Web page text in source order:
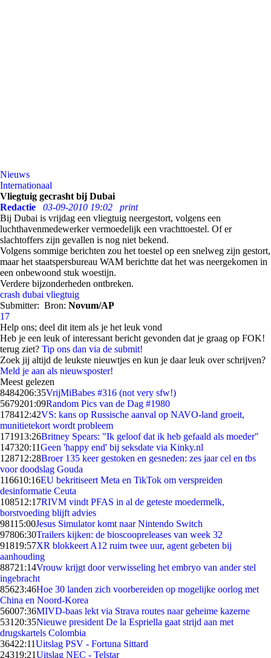
Nieuws
Internationaal
Vliegtuig gecrasht bij Dubai
Redactie
03-09-2010 19:02
print
Bij Dubai is vrijdag een vliegtuig neergestort, volgens een
luchthavenmedewerker vermoedelijk een vrachttoestel. Of er
slachtoffers zijn gevallen is nog niet bekend.
Volgens sommige berichten zou het toestel op een snelweg zijn gestort,
maar het staatspersbureau WAM berichtte dat het was neergekomen in
een onbewoond stuk woestijn.
Verdere bijzonderheden ontbreken.
crash dubai vliegtuig
Submitter: Bron: Novum/AP
17
Help ons; deel dit item als je het leuk vond
Heb je een leuk of interessant bericht gevonden dat je graag op FOK!
terug ziet? Tip ons dan via de submit!
Zoek jij altijd de leukste nieuwtjes en kun je daar leuk over schrijven?
Meld je aan als nieuwsposter!
Meest gelezen
8484206:35VrijMiBabes #316 (not very sfw!)
5679201:09Random Pics van de Dag #1980
178412:42VS: kans op Russische aanval op NAVO-land groeit,
munitietekort wordt probleem
171913:26Britney Spears: "Ik geloof dat ik heb gefaald als moeder"
147320:11Geen 'happy end' bij seksdate via Kinky.nl
128712:28Broer 135 keer gestoken en gesneden: zes jaar cel en tbs
voor doodslag Gouda
116610:16EU bekritiseert Meta en TikTok om verspreiden
desinformatie Ceuta
108512:17RIVM vindt PFAS in al de geteste moedermelk,
borstvoeding blijft advies
98115:00Jesus Simulator komt naar Nintendo Switch
97806:30Trailers kijken: de bioscoopreleases van week 32
91819:57XR blokkeert A12 ruim twee uur, agent gebeten bij
aanhouding
88721:14Vrouw krijgt door verwisseling het embryo van ander stel
ingebracht
85623:46Hoe 30 landen zich voorbereiden op mogelijke oorlog met
China en Noord-Korea
56007:36MIVD-baas lekt via Strava routes naar geheime kazerne
531 20:35Nieuwe president De la Espriella gaat strijd aan met
drugskartels Colombia
36422:11Uitslag PSV - Fortuna Sittard
24319:21Uitslag NEC - Telstar